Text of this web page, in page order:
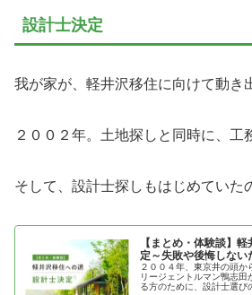
設計士決定
我が家が、軽井沢移住に向けて動き
２００２年。土地探しと同時に、工
そして、設計士探しもはじめていた
【まとめ・体験談】
定～失敗や後悔しない
２００４年、東京井の頭か
リージェントルマン鴨志田
る方のために、設計士選び